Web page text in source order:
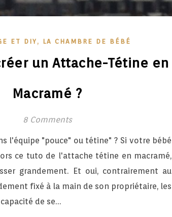
ET DIY , LA CHAMBRE DE BÉBÉ
un Attache-Tétine en
Macramé ?
8 Comments
l'équipe "pouce" ou tétine" ? Si votre bébé
ce tuto de l'attache tétine en macramé,
grandement. Et oui, contrairement au
fixé à la main de son propriétaire, les
de se…